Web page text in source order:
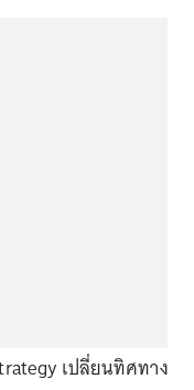
เปลี่ยนทิศทาง